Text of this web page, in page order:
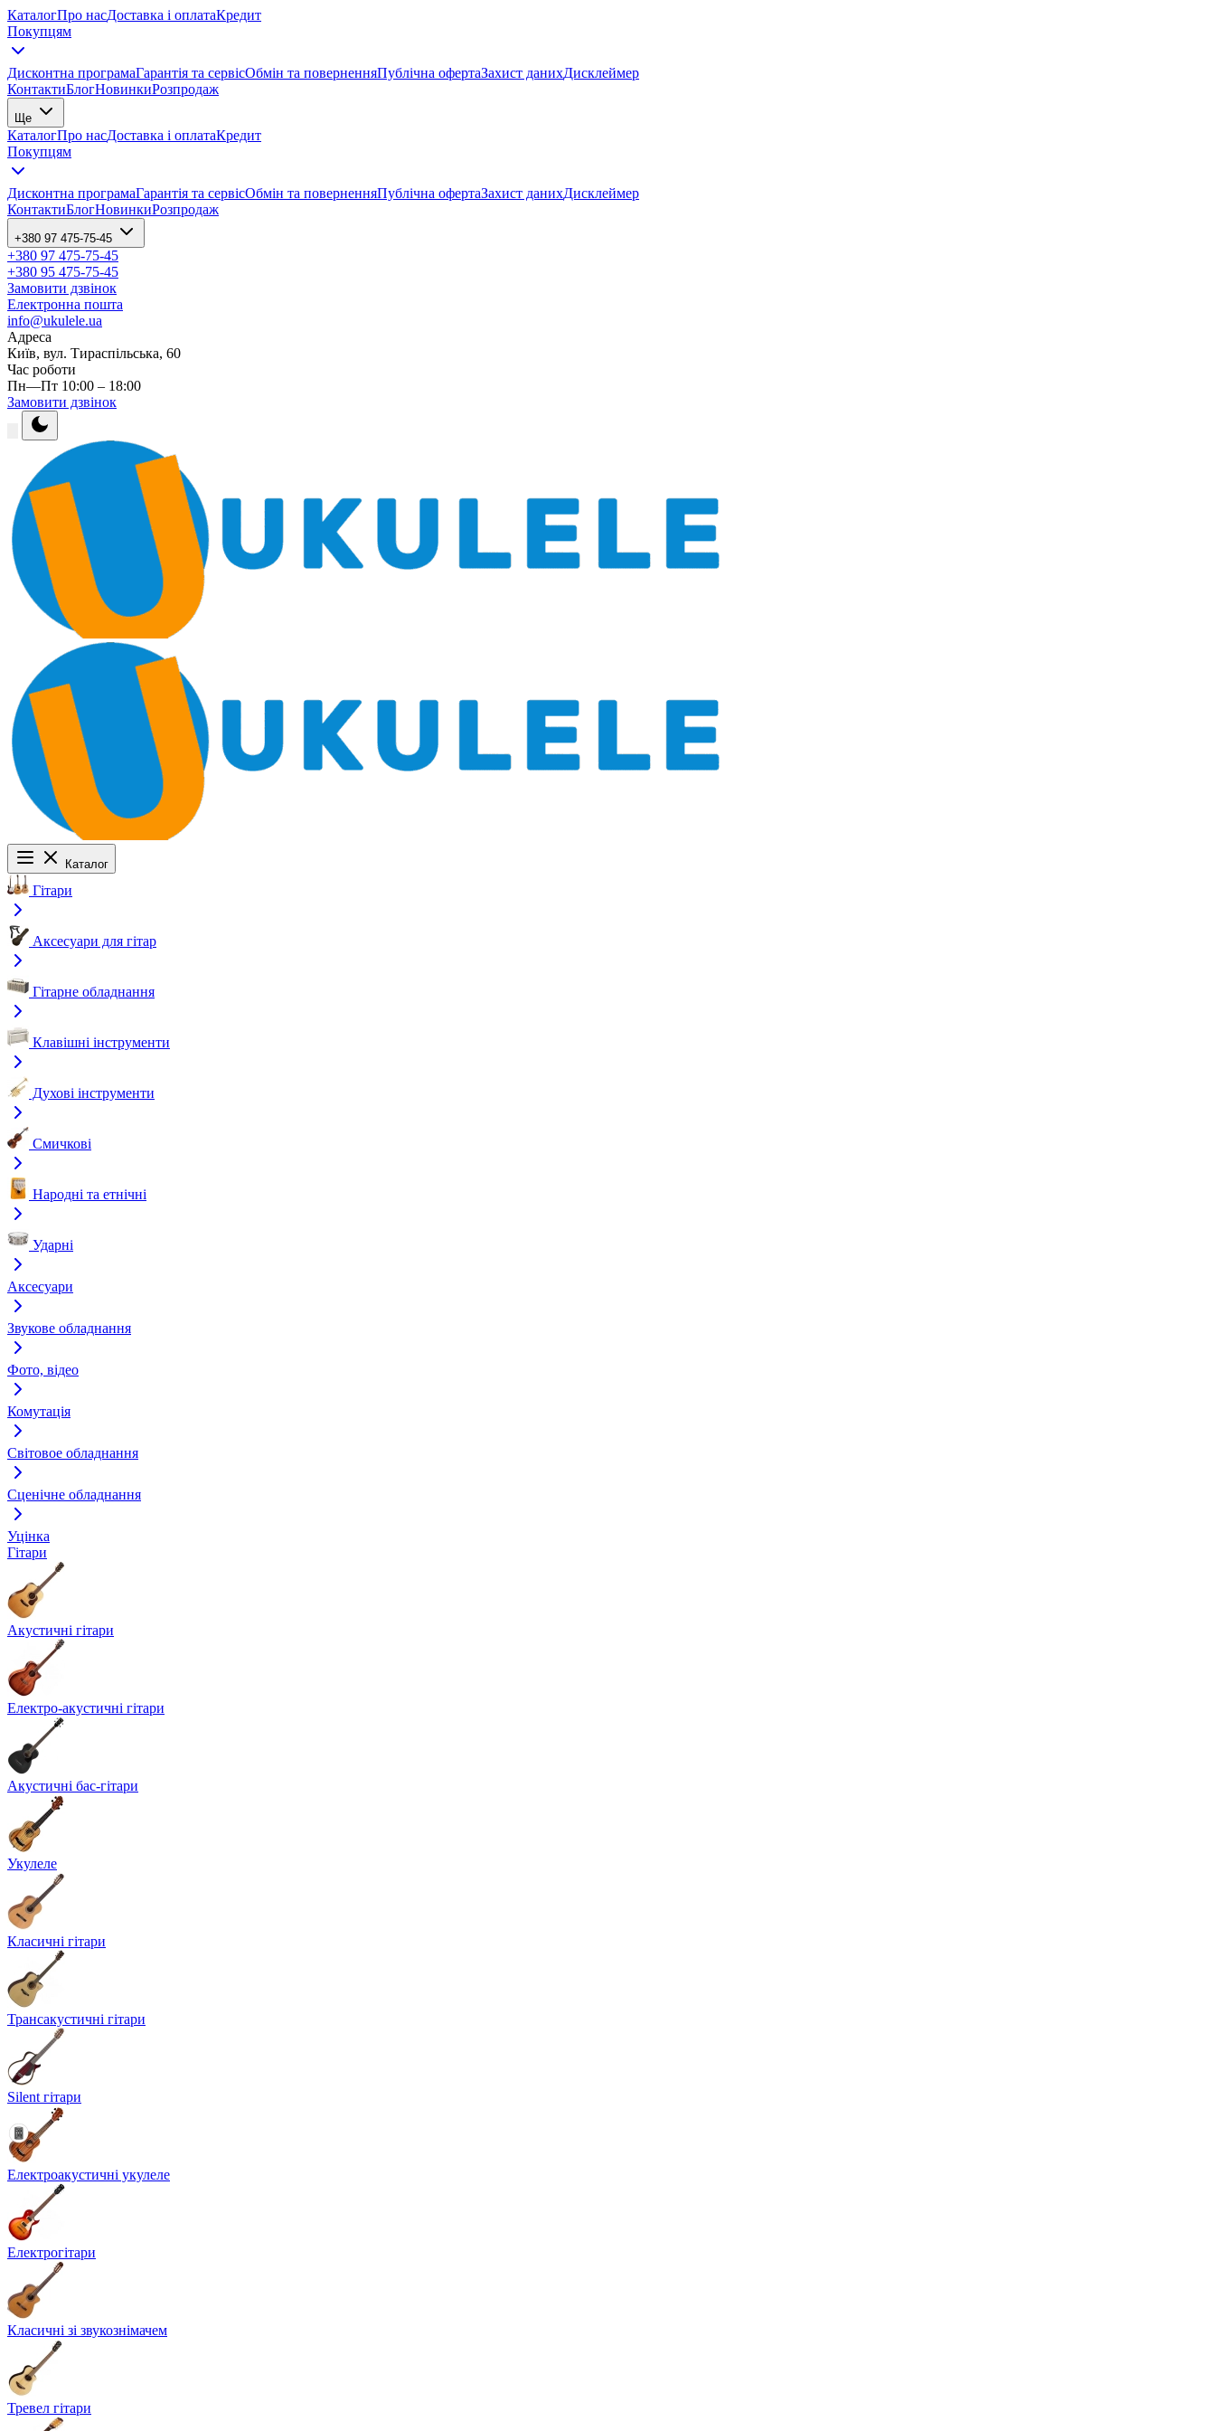
КаталогПро насДоставка і оплатаКредит
Покупцям
Дисконтна програмаГарантія та сервісОбмін та поверненняПублічна офертаЗахист данихДисклеймер
КонтактиБлогНовинкиРозпродаж
Ще
КаталогПро насДоставка і оплатаКредит
Покупцям
Дисконтна програмаГарантія та сервісОбмін та поверненняПублічна офертаЗахист данихДисклеймер
КонтактиБлогНовинкиРозпродаж
+380 97 475-75-45
+380 97 475-75-45
+380 95 475-75-45
Замовити дзвінок
Електронна пошта
info@ukulele.ua
Адреса
Київ, вул. Тираспільська, 60
Час роботи
Пн—Пт 10:00 – 18:00
Замовити дзвінок
Каталог
Гітари
Аксесуари для гітар
Гітарне обладнання
Клавішні інструменти
Духові інструменти
Смичкові
Народні та етнічні
Ударні
Аксесуари
Звукове обладнання
Фото, відео
Комутація
Світовое обладнання
Сценічне обладнання
Уцінка
Гітари
Акустичні гітари
Електро-акустичні гітари
Акустичні бас-гітари
Укулеле
Класичні гітари
Трансакустичні гітари
Silent гітари
Електроакустичні укулеле
Електрогітари
Класичні зі звукознімачем
Тревел гітари